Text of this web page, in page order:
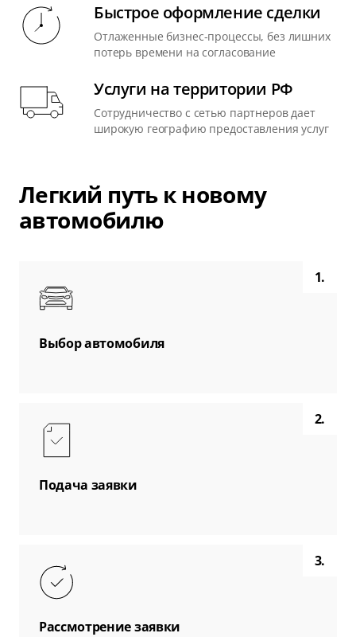
Быстрое оформление сделки
Отлаженные бизнес-процессы, без лишних
потерь времени на согласование
Услуги на территории РФ
Сотрудничество с сетью партнеров дает
широкую географию предоставления услуг
Легкий путь к новому
автомобилю
1.
Выбор автомобиля
2.
Подача заявки
3.
Рассмотрение заявки